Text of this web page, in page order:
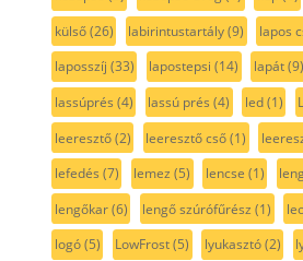
külső(26) labirintustartály(9) lapos
laposszíj (33) lapostepsi (14) lapát(9)
lassúprés (4) lassú prés (4) led(1)
leeresztő(2) leeresztő cső(1)
lefedés (7) lemez (5) lencse (1)
lengőkar(6) lengő szúrófűrész (1)
logó(5) LowFrost(5) lyukasztó(2)